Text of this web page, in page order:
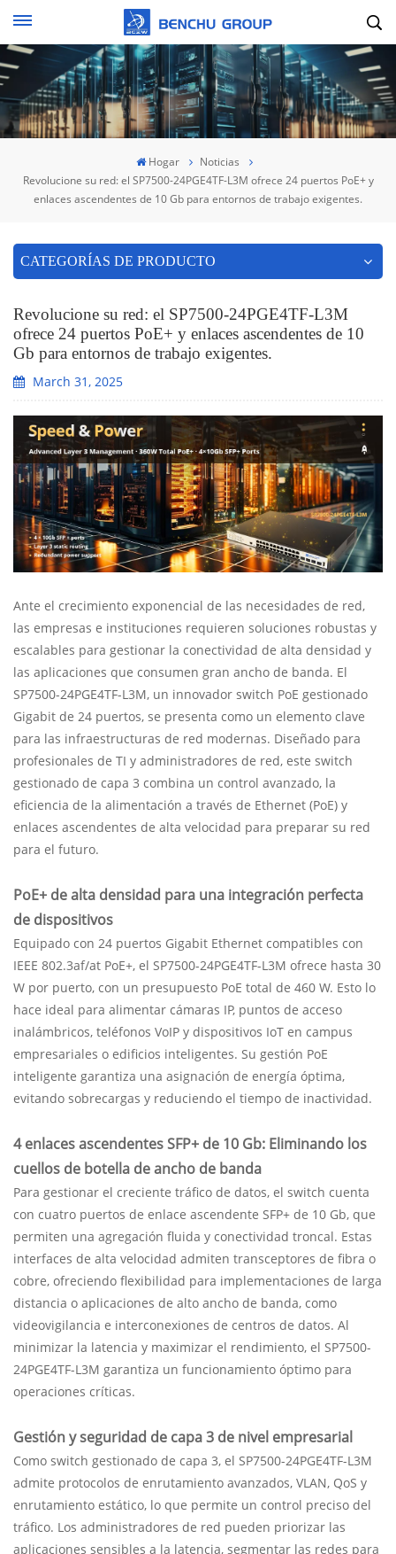
Hogar
Noticias
Revolucione su red: el SP7500-24PGE4TF-L3M ofrece 24 puertos PoE+ y
enlaces ascendentes de 10 Gb para entornos de trabajo exigentes.
CATEGORÍAS DE PRODUCTO
Revolucione su red: el SP7500-24PGE4TF-L3M
ofrece 24 puertos PoE+ y enlaces ascendentes de 10
Gb para entornos de trabajo exigentes.
March 31, 2025
Ante el crecimiento exponencial de las necesidades de red,
las empresas e instituciones requieren soluciones robustas y
escalables para gestionar la conectividad de alta densidad y
las aplicaciones que consumen gran ancho de banda. El
SP7500-24PGE4TF-L3M, un innovador switch PoE gestionado
Gigabit de 24 puertos, se presenta como un elemento clave
para las infraestructuras de red modernas. Diseñado para
profesionales de TI y administradores de red, este switch
gestionado de capa 3 combina un control avanzado, la
eficiencia de la alimentación a través de Ethernet (PoE) y
enlaces ascendentes de alta velocidad para preparar su red
para el futuro.
PoE+ de alta densidad para una integración perfecta
de dispositivos
Equipado con 24 puertos Gigabit Ethernet compatibles con
IEEE 802.3af/at PoE+, el SP7500-24PGE4TF-L3M ofrece hasta 30
W por puerto, con un presupuesto PoE total de 460 W. Esto lo
hace ideal para alimentar cámaras IP, puntos de acceso
inalámbricos, teléfonos VoIP y dispositivos IoT en campus
empresariales o edificios inteligentes. Su gestión PoE
inteligente garantiza una asignación de energía óptima,
evitando sobrecargas y reduciendo el tiempo de inactividad.
4 enlaces ascendentes SFP+ de 10 Gb: Eliminando los
cuellos de botella de ancho de banda
Para gestionar el creciente tráfico de datos, el switch cuenta
con cuatro puertos de enlace ascendente SFP+ de 10 Gb, que
permiten una agregación fluida y conectividad troncal. Estas
interfaces de alta velocidad admiten transceptores de fibra o
cobre, ofreciendo flexibilidad para implementaciones de larga
distancia o aplicaciones de alto ancho de banda, como
videovigilancia e interconexiones de centros de datos. Al
minimizar la latencia y maximizar el rendimiento, el SP7500-
24PGE4TF-L3M garantiza un funcionamiento óptimo para
operaciones críticas.
Gestión y seguridad de capa 3 de nivel empresarial
Como switch gestionado de capa 3, el SP7500-24PGE4TF-L3M
admite protocolos de enrutamiento avanzados, VLAN, QoS y
enrutamiento estático, lo que permite un control preciso del
tráfico. Los administradores de red pueden priorizar las
aplicaciones sensibles a la latencia, segmentar las redes para